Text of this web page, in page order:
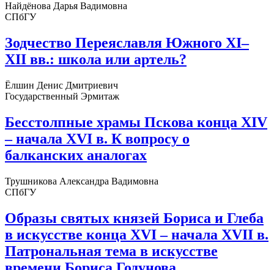
Найдёнова Дарья Вадимовна
СПбГУ
Зодчество Переяславля Южного XI–
XII вв.: школа или артель?
Ёлшин Денис Дмитриевич
Государственный Эрмитаж
Бесстолпные храмы Пскова конца XIV
– начала XVI в. К вопросу о
балканских аналогах
Трушникова Александра Вадимовна
СПбГУ
Образы святых князей Бориса и Глеба
в искусстве конца XVI – начала XVII в.
Патрональная тема в искусстве